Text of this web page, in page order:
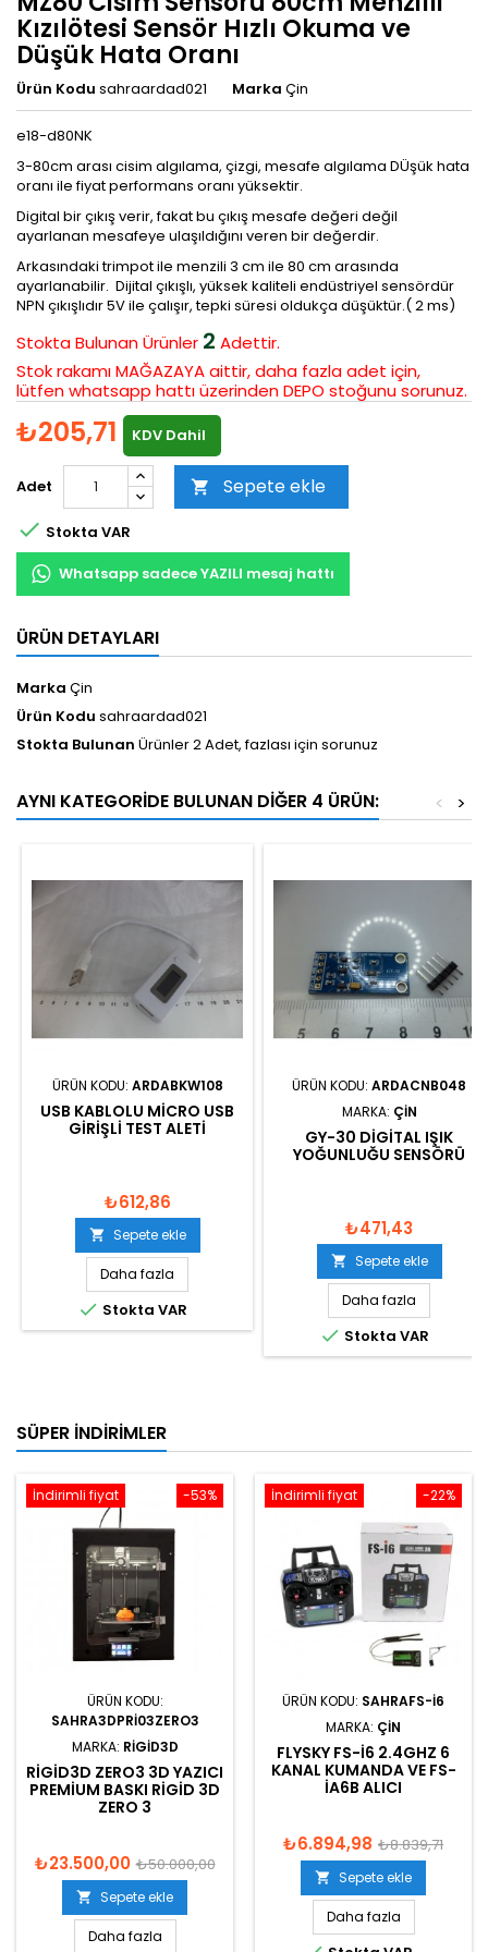
Kızılötesi Sensör Hızlı Okuma ve
Düşük Hata Oranı
Ürün Kodu sahraardad021 Marka Çin
e18-d80NK
3-80cm arası cisim algılama, çizgi, mesafe algılama DÜşük hata
oranı ile fiyat performans oranı yüksektir.
Digital bir çıkış verir, fakat bu çıkış mesafe değeri değil
ayarlanan mesafeye ulaşıldığını veren bir değerdir.
Arkasındaki trimpot ile menzili 3 cm ile 80 cm arasında
ayarlanabilir. Dijital çıkışlı, yüksek kaliteli endüstriyel sensördür
NPN çıkışlıdır 5V ile çalışır, tepki süresi oldukça düşüktür.( 2 ms)
Stokta BulunanÜrünler 2 Adettir.
Stok rakamı MAĞAZAYA aittir, daha fazla adet için,
lütfen whatsapp hattı üzerinden DEPO stoğunu sorunuz.
₺205,71 KDV Dahil
Adet  Sepete ekle
 Stokta VAR
Whatsapp sadece YAZILI mesaj hattı
ÜRÜN DETAYLARI
Marka Çin
Ürün Kodu sahraardad021
Stokta Bulunan Ürünler 2 Adet, fazlası için sorunuz
AYNI KATEGORIDE BULUNAN DIĞER 4 ÜRÜN: >
<
ÜRÜN KODU: ARDABKW108
USB KABLOLU MICRO USB
GIRIŞLI TEST ALETI
₺612,86
 Sepete ekle
Daha fazla
 Stokta VAR
ÜRÜN KODU: ARDACNB048
MARKA: ÇIN
GY-30 DIGITAL IŞIK
YOĞUNLUĞU SENSÖRÜ
₺471,43
 Sepete ekle
Daha fazla
 Stokta VAR
SÜPER İNDIRIMLER
-53%
İndirimli fiyat
ÜRÜN KODU:
SAHRA3DPRI03ZERO3
MARKA: RIGID3D
RIGID3D ZERO3 3D YAZICI
PREMIUM BASKI RIGID 3D
ZERO 3
₺23.500,00 ₺50.000,00
 Sepete ekle
Daha fazla
-22%
İndirimli fiyat
ÜRÜN KODU: SAHRAFS-I6
MARKA: ÇIN
FLYSKY FS-I6 2.4GHZ 6
KANAL KUMANDA VE FS-
IA6B ALICI
₺6.894,98 ₺8.839,71
 Sepete ekle
Daha fazla